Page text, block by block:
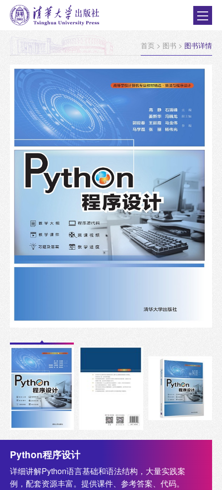
首页 > 图书 > 图书详情
Python程序设计
详细讲解Python语言基础和语法结构，大量实践案
例，配套资源丰富。提供课件、参考答案、代码。